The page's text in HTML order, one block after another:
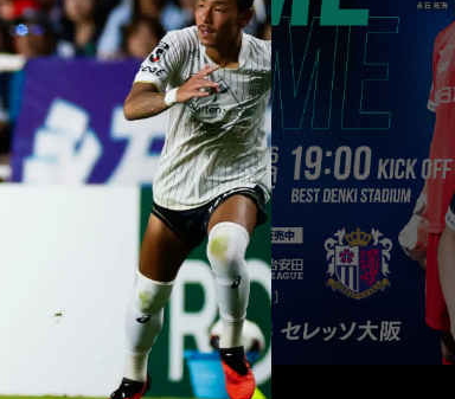
0 0
4
0 0
0 0